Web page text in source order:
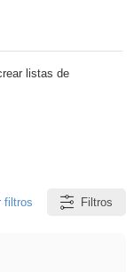
listas de
filtros Filtros